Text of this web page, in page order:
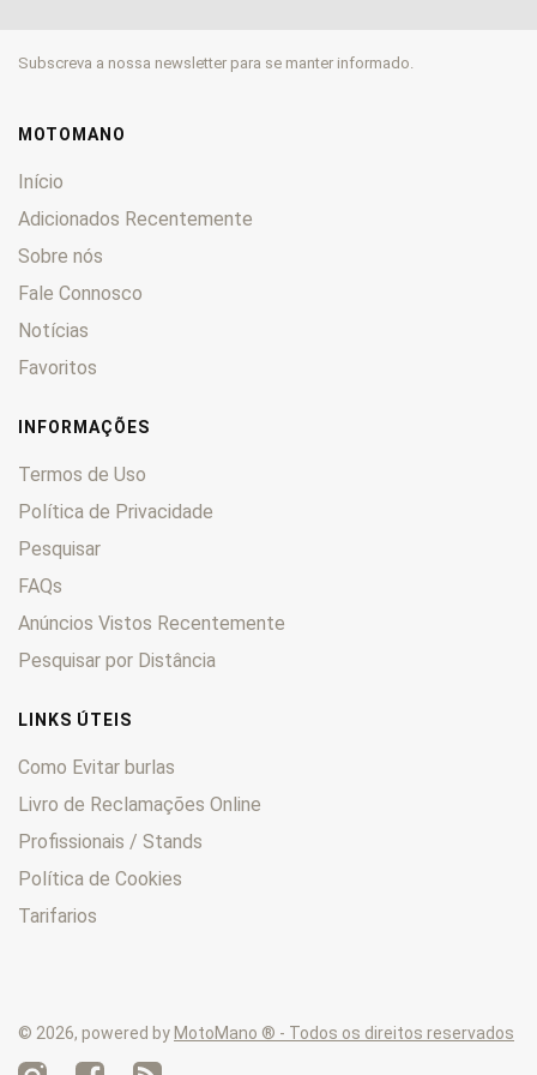
FLSTCI 0
FLSTFI
FLSTS
FLT 0
FLTC
FX 0
FXB
FXCE
FXDWG 0
FXDXT 0
FXE 0
FXEF
FXR 0
FXRS
FXS 0
FXST 0
FXSTB 0
FXSTC 0
FXSTD 0
FXSTDI
KHE 0
Subscreva a nossa newsletter para se manter informado.
MOTOMANO
Início
Adicionados Recentemente
Sobre nós
Fale Connosco
Notícias
Favoritos
INFORMAÇÕES
Termos de Uso
Política de Privacidade
Pesquisar
FAQs
Anúncios Vistos Recentemente
Pesquisar por Distância
LINKS ÚTEIS
Como Evitar burlas
Livro de Reclamações Online
Profissionais / Stands
Política de Cookies
Tarifarios
© 2026, powered by MotoMano ® - Todos os direitos reservados